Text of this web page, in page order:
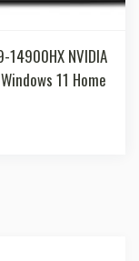
14900HX NVIDIA
11 Home